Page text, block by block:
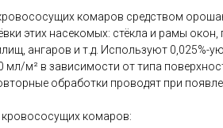
комаров средством
этих насекомых: стёкла и рамы окон,
ангаров и т.д. Используют 0,025%-
мл/м² в зависимости от типа
обработки проводят при
комаров: